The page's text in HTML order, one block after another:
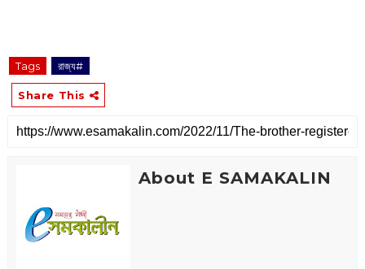
Tags রাজ্য#
Share This
About E SAMAKALIN